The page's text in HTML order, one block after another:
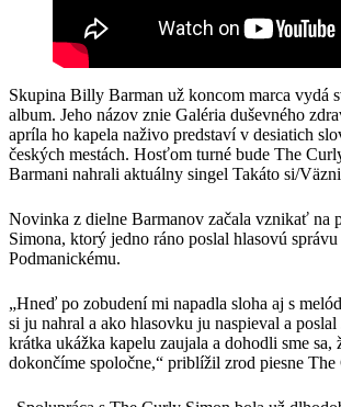
Skupina Billy Barman už koncom marca vydá
album. Jeho názov znie Galéria duševného
apríla ho kapela naživo predstaví v desiatich
českých mestách. Hosťom turné bude The
Barmani nahrali aktuálny singel Takáto si/
Novinka z dielne Barmanov začala vznikať na
Simona, ktorý jedno ráno poslal hlasovú
Podmanickému.
„Hneď po zobudení mi napadla sloha aj s
si ju nahral a ako hlasovku ju naspieval a
krátka ukážka kapelu zaujala a dohodli sme sa,
dokončíme spoločne,“ priblížil zrod piesne